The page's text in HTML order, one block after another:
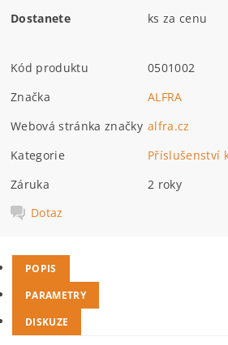
Dostanete ks za cenu
Kód produktu
0501002
Značka
ALFRA
Webová stránka značky alfra.cz
Kategorie
Příslušenství
Záruka
2 roky
Dotaz
POPIS
PARAMETRY
DISKUZE